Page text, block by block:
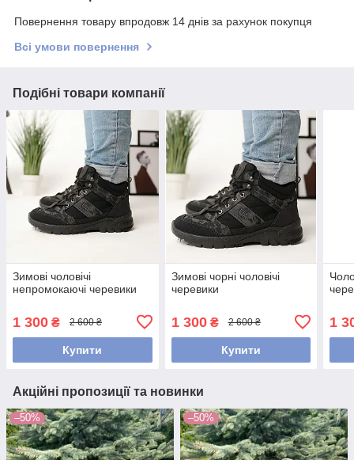
Повернення товару впродовж 14 днів за рахунок покупця
Всі умови повернення
Подібні товари компанії
Зимові чоловічі
непромокаючі черевики
1 300 ₴ 2 600 ₴
Купити
Зимові чорні чоловічі
черевики
1 300₴ 2 600 ₴
Купити
1
Акційні пропозиції та новинки
–50% –50%